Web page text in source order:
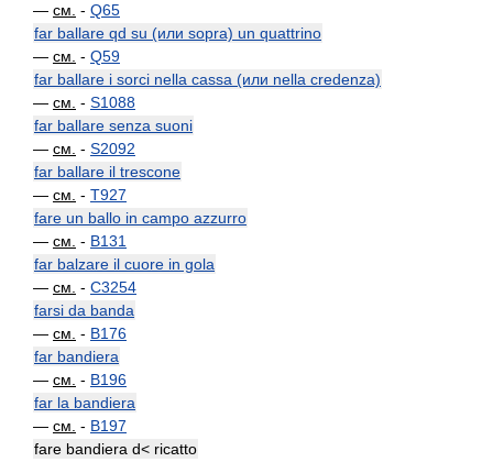
— см. - Q65
far ballare qd su (или sopra) un quattrino
— см. - Q59
far ballare i sorci nella cassa (или nella credenza)
— см. - S1088
far ballare senza suoni
— см. - S2092
far ballare il trescone
— см. - T927
fare un ballo in campo azzurro
— см. - B131
far balzare il cuore in gola
— см. - C3254
farsi da banda
— см. - B176
far bandiera
— см. - B196
far la bandiera
— см. - B197
fare bandiera d< ricatto